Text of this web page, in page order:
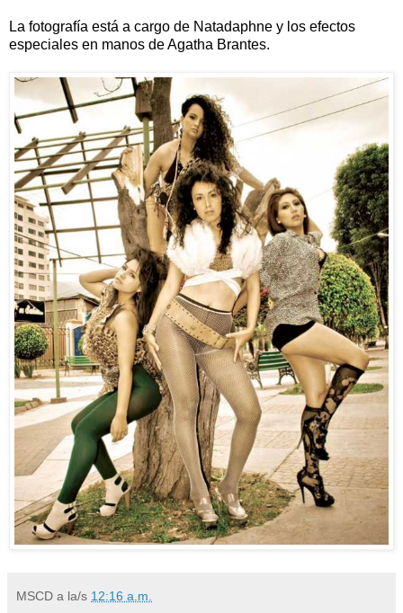
La fotografía está a cargo de Natadaphne y los efectos
especiales en manos de Agatha Brantes.
MSCD a la/s 12:16 a.m.